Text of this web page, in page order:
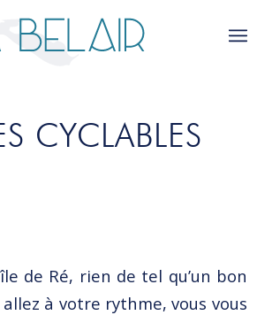
CYCLABLES
de Ré, rien de tel qu’un bon
allez à votre rythme, vous vous